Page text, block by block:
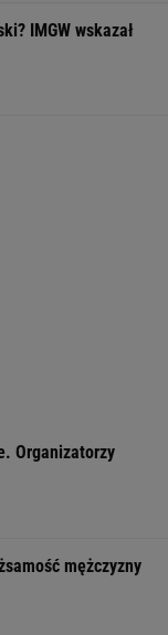
IMGW wskazał
Organizatorzy
mężczyzny